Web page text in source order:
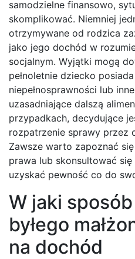
samodzielne finansowo,
skomplikować. Niemniej
otrzymywane od rodzica
jako jego dochód w
socjalnym. Wyjątki mogą
pełnoletnie dziecko
niepełnosprawności lub
uzasadniające dalszą
przypadkach, decydujące
rozpatrzenie sprawy przez
Zawsze warto zapoznać
prawa lub skonsultować
uzyskać pewność co do
W jaki
byłego
na dochód